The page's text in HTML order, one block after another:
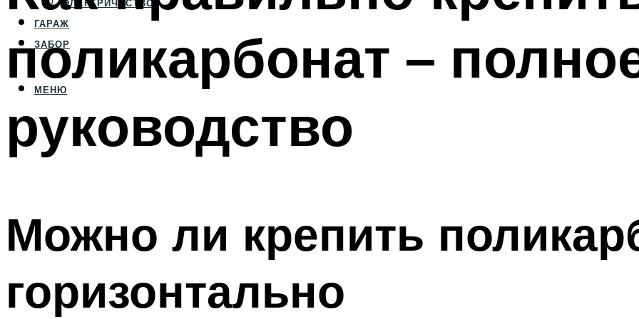
ЭЛЕКТРИЧЕСТВО
ГАРАЖ
ЗАБОР
МЕНЮ
поликарбонат –
руководство
Можно ли крепить
горизонтально